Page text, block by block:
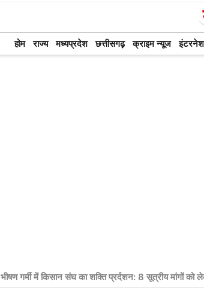
होम राज्य मध्यप्रदेश छत्तीसगढ़़ क्राइम न्यूज
भीषण गर्मी में किसान संघ का शक्ति प्रर्दशन: 8 सूत्रीय मांगों को